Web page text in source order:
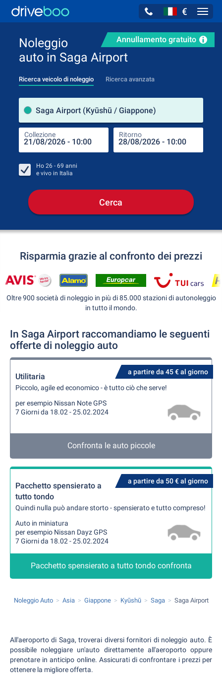
€
Annullamento gratuito
Noleggio
auto in Saga Airport
Ricerca veicolo di noleggio Ricerca avanzata
Saga Airport (Kyūshū / Giappone)
Collezione Ritorno
Ho 26 - 69 anni
e vivo in Italia
Cerca
Risparmia grazie al confronto dei prezzi
Oltre 900 società di noleggio in più di 85.000 stazioni di autonoleggio
in tutto il mondo.
In Saga Airport raccomandiamo le seguenti
offerte di noleggio auto
a partire da 45 € al giorno
Utilitaria
Piccolo, agile ed economico - è tutto ciò che serve!
per esempio Nissan Note GPS
7 Giorni da 18.02 - 25.02.2024
Confronta le auto piccole
a partire da 50 € al giorno
Pacchetto spensierato a
tutto tondo
Quindi nulla può andare storto - spensierato e tutto compreso!
Auto in miniatura
per esempio Nissan Dayz GPS
7 Giorni da 18.02 - 25.02.2024
Pacchetto spensierato a tutto tondo confronta
Noleggio Auto Asia Giappone Kyūshū Saga Saga Airport
All'aeroporto di Saga, troverai diversi fornitori di noleggio auto. È
possibile noleggiare un'auto direttamente all'aeroporto oppure
prenotare in anticipo online. Assicurati di confrontare i prezzi per
ottenere la migliore offerta.